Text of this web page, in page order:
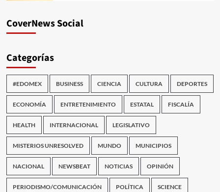
CoverNews Social
Categorías
#EDOMEX BUSINESS CIENCIA CULTURA DEPORTES
ECONOMÍA ENTRETENIMIENTO ESTATAL FISCALÍA
HEALTH INTERNACIONAL LEGISLATIVO
MISTERIOS UNRESOLVED MUNDO MUNICIPIOS
NACIONAL NEWSBEAT NOTICIAS OPINIÓN
PERIODISMO/COMUNICACIÓN POLÍTICA SCIENCE